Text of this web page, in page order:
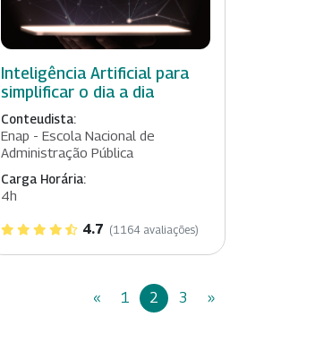
Inteligência Artificial para
simplificar o dia a dia
Conteudista:
Enap - Escola Nacional de
Administração Pública
Carga Horária:
4h
4.7 (1164 avaliações)
« 1 2 3 »